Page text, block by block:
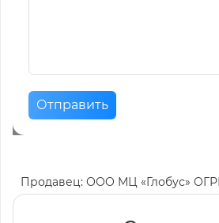
Отправить
Продавец: ООО МЦ «Глобус»